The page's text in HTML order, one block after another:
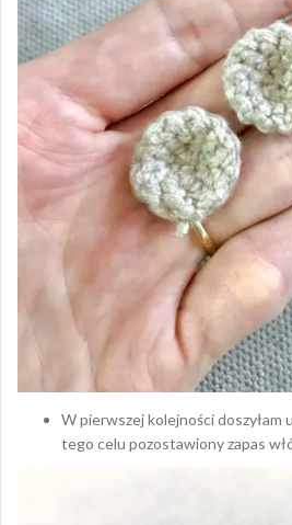
W pierwszej kolejności doszyłam
tego celu pozostawiony zapas